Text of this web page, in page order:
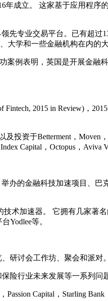
年成立。 这家基于应用程序
专业交易平台。已有超过
学和一些金融机构在内的
例表明，英国是开展金融
2015 in Review)，
资于Betterment，Moven，
Capital，Octopus，Aviva
的金融科技加速项目、巴
加速器。 它拥有几家著名
Yodlee等。
研讨会工作坊、聚会和派对。
行业未来发展等一系列问
Capital，Starling Bank